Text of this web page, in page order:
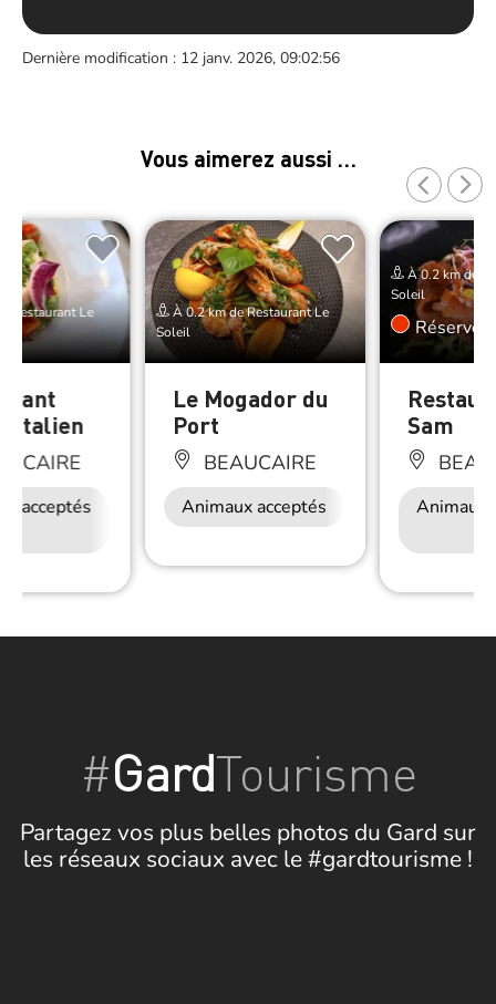
Dernière modification : 12 janv. 2026, 09:02:56
Vous aimerez aussi …
Restaurant Le
Italien
acceptés
Accès Internet
Restauration
À 0.2 km de Restaurant Le
Soleil
Le Mogador du
Port
BEAUCAIRE
Animaux acceptés Restauration
À 0.2 km de
Soleil
Réserver
Sam
Animaux
#GardTourisme
Partagez vos plus belles photos du Gard sur
les réseaux sociaux avec le #gardtourisme !